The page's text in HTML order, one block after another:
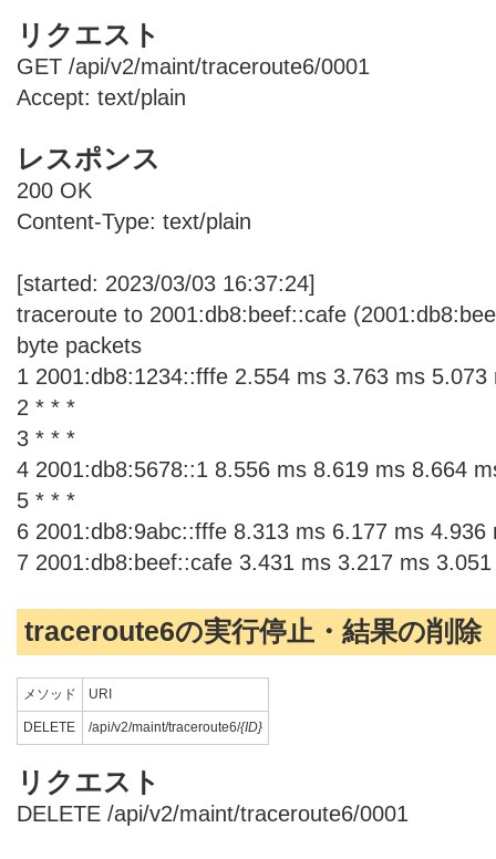
リクエスト
GET /api/v2/maint/traceroute6/0001
Accept: text/plain
レスポンス
200 OK
Content-Type: text/plain
[started: 2023/03/03 16:37:24]
traceroute to 2001:db8:beef::cafe
byte packets
1 2001:db8:1234::fffe 2.554 ms 3.763 ms 5.073
2 * * *
3 * * *
4 2001:db8:5678::1 8.556 ms 8.619 ms 8.664
5 * * *
6 2001:db8:9abc::fffe 8.313 ms 6.177 ms 4.936
7 2001:db8:beef::cafe 3.431 ms 3.217 ms
traceroute6の実行停止・結果の削除
メソッド URI
DELETE /api/v2/maint/traceroute6/{ID}
リクエスト
DELETE /api/v2/maint/traceroute6/0001